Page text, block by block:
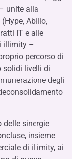
unite alla
Abilio,
IT e alle
illimity –
percorso di
solidi livelli di
degli
delle sinergie
insieme
di illimity, ai